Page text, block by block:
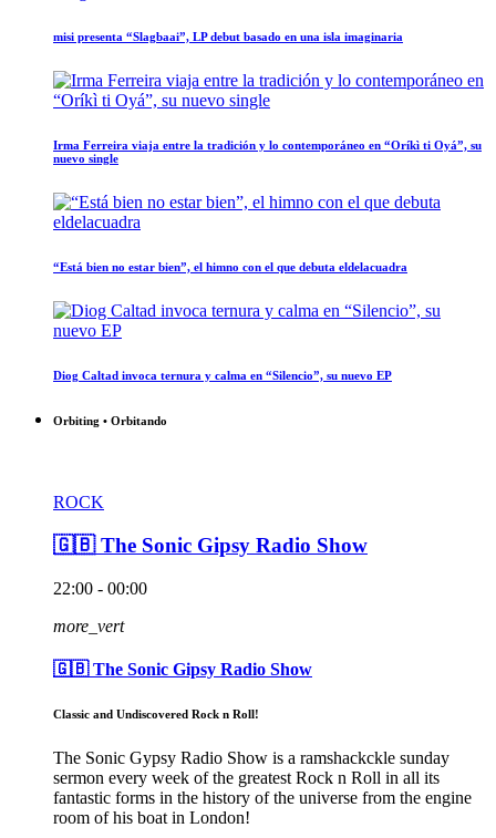
misi presenta “Slagbaai”, LP debut basado en una isla imaginaria
Irma Ferreira viaja entre la tradición y lo contemporáneo en “Oríkì ti Oyá”, su
nuevo single
“Está bien no estar bien”, el himno con el que debuta eldelacuadra
Diog Caltad invoca ternura y calma en “Silencio”, su nuevo EP
Orbiting • Orbitando
ROCK
🇬🇧 The Sonic Gipsy Radio Show
22:00 - 00:00
more_vert
🇬🇧 The Sonic Gipsy Radio Show
Classic and Undiscovered Rock n Roll!
The Sonic Gypsy Radio Show is a ramshackckle sunday
sermon every week of the greatest Rock n Roll in all its
fantastic forms in the history of the universe from the engine
room of his boat in London!